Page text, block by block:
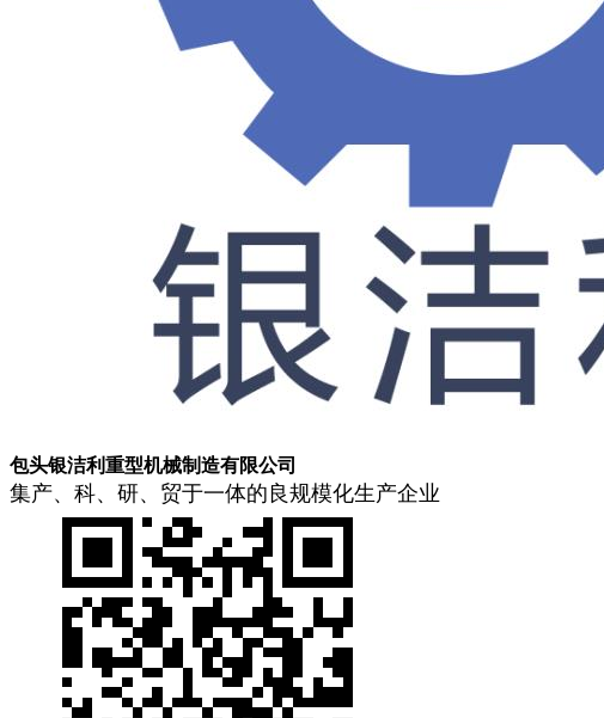
包头银洁利重型机械制造有限公司
集产、科、研、贸于一体的良规模化生产企业